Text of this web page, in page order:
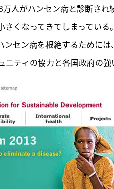
人がハンセン病と診断さ
さくなってきてしまってい
セン病を根絶するために
ティの協力と各国政府の強